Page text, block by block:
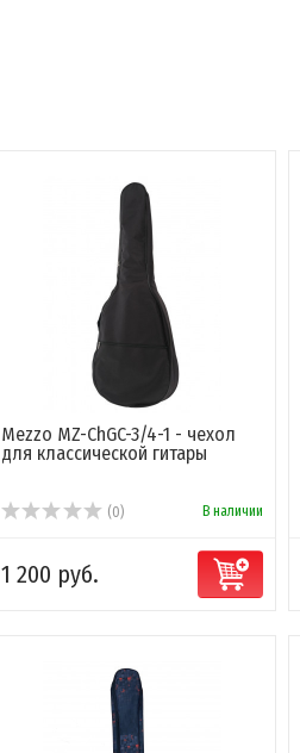
Mezzo MZ-ChGC-3/4-1 - чехол
для классической гитары
(0) В наличии
1 200 руб.